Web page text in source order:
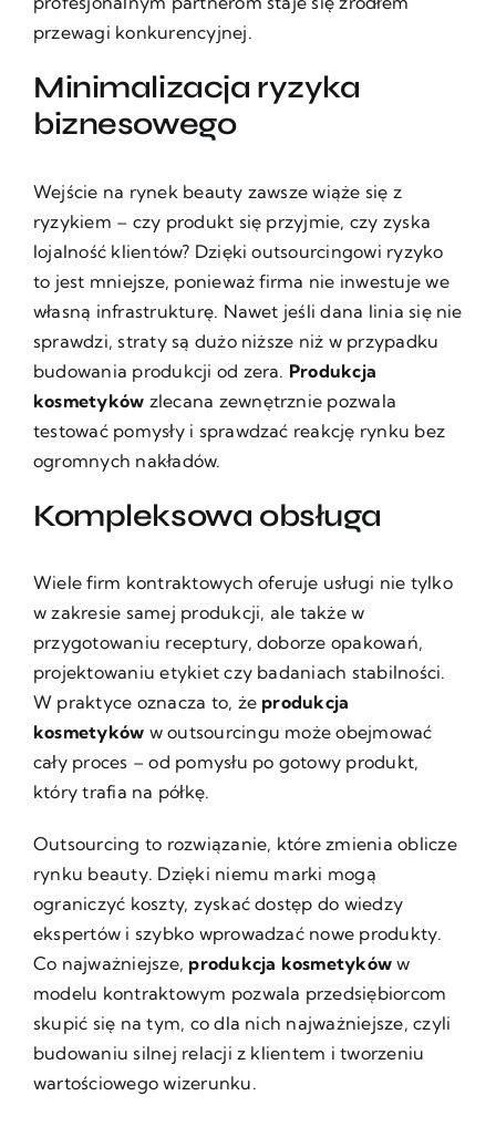
przewagi konkurencyjnej.
Minimalizacja ryzyka
biznesowego
Wejście na rynek beauty zawsze wiąże się z
ryzykiem – czy produkt się przyjmie, czy zyska
lojalność klientów? Dzięki outsourcingowi ryzyko
to jest mniejsze, ponieważ firma nie inwestuje we
własną infrastrukturę. Nawet jeśli dana linia się nie
sprawdzi, straty są dużo niższe niż w przypadku
budowania produkcji od zera. Produkcja
kosmetyków zlecana zewnętrznie pozwala
testować pomysły i sprawdzać reakcję rynku bez
ogromnych nakładów.
Kompleksowa obsługa
Wiele firm kontraktowych oferuje usługi nie tylko
w zakresie samej produkcji, ale także w
przygotowaniu receptury, doborze opakowań,
projektowaniu etykiet czy badaniach stabilności.
W praktyce oznacza to, że produkcja
kosmetyków w outsourcingu może obejmować
cały proces – od pomysłu po gotowy produkt,
który trafia na półkę.
Outsourcing to rozwiązanie, które zmienia oblicze
rynku beauty. Dzięki niemu marki mogą
ograniczyć koszty, zyskać dostęp do wiedzy
ekspertów i szybko wprowadzać nowe produkty.
Co najważniejsze, produkcja kosmetyków w
modelu kontraktowym pozwala przedsiębiorcom
skupić się na tym, co dla nich najważniejsze, czyli
budowaniu silnej relacji z klientem i tworzeniu
wartościowego wizerunku.